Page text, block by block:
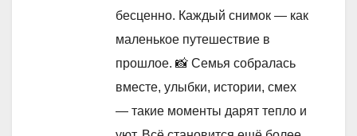
бесценно. Каждый снимок — как
маленькое путешествие в
прошлое. 📸 Семья собралась
вместе, улыбки, истории, смех
— такие моменты дарят тепло и